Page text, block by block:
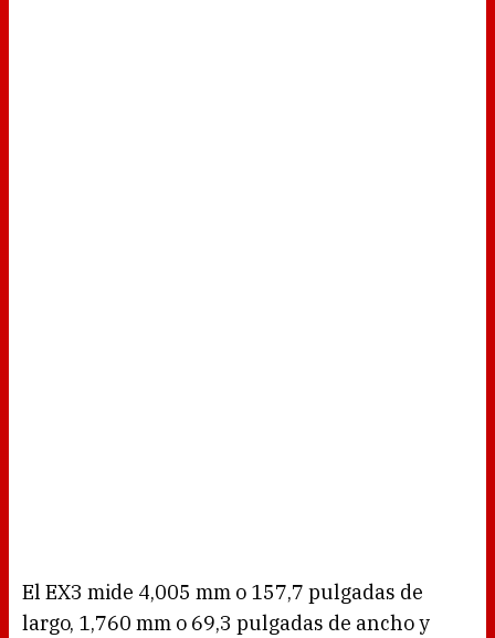
El EX3 mide 4,005 mm o 157,7 pulgadas de
largo, 1,760 mm o 69,3 pulgadas de ancho y